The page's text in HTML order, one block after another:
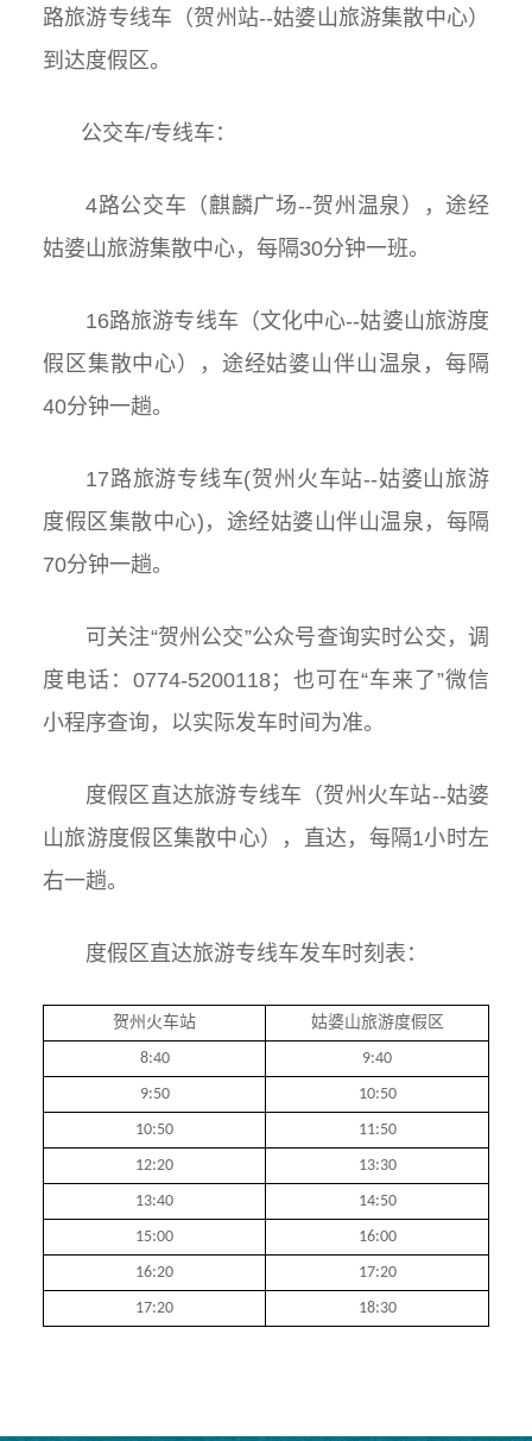
路旅游专线车（贺州站--姑婆山旅游集散中心）
到达度假区。
公交车/专线车：
4路公交车（麒麟广场--贺州温泉），途经
姑婆山旅游集散中心， 每隔30分钟一班。
16路旅游专线车（文化中心--姑婆山旅游度
假区集散中心）， 途经姑婆山伴山温泉 ，每隔
40分钟一趟。
17路旅游专线车(贺州火车站--姑婆山旅游
度假区集散中心)， 途经姑婆山伴山温泉， 每隔
70分钟一趟。
可关注“贺州公交”公众号查询实时公交，调
度电话：0774-5200118；也可在“车来了”微信
小程序查询，以实际发车时间为准。
度假区直达旅游专线车（贺州火车站--姑婆
山旅游度假区集散中心），直达，每隔1小时左
右一趟。
度假区直达旅游专线车发车时刻表：
贺州火车站 姑婆山旅游度假区
8:40
9:40
9:50
10:50
10:50
11:50
12:20
13:30
13:40
14:50
15:00
16:00
16:20
17:20
17:20
18:30